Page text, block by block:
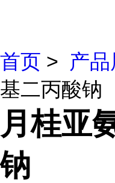
首页 > 产
基二丙酸钠
月桂亚
钠